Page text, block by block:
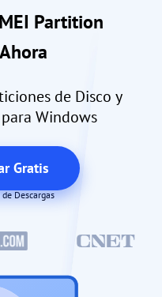
Partition
de Disco y
Windows
Gratis
Descargas